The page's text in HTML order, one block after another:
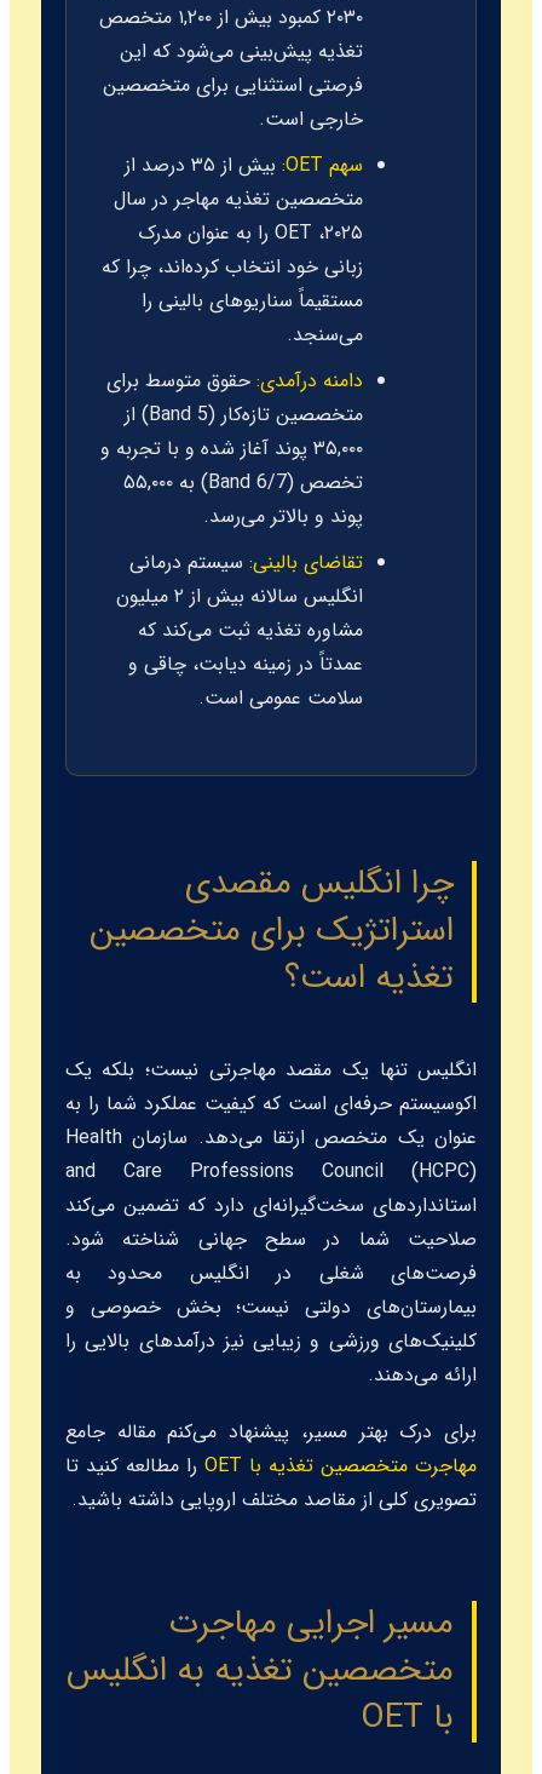
۲۰۳۰ کمبود بیش از ۱,۲۰۰ متخصص
تغذیه پیش‌بینی می‌شود که این
فرصتی استثنایی برای متخصصین
خارجی است.
سهم OET:
بیش از ۳۵ درصد از
متخصصین تغذیه مهاجر در سال
۲۰۲۵، OET را به عنوان مدرک
زبانی خود انتخاب کرده‌اند، چرا که
مستقیماً سناریوهای بالینی را
می‌سنجد.
دامنه درآمدی:حقوق متوسط برای
متخصصین تازه‌کار (Band 5) از
۳۵,۰۰۰ پوند آغاز شده و با تجربه و
تخصص (Band 6/7) به ۵۵,۰۰۰
پوند و بالاتر می‌رسد.
تقاضای بالینی:سیستم درمانی
انگلیس سالانه بیش از ۲ میلیون
مشاوره تغذیه ثبت می‌کند که
عمدتاً در زمینه دیابت، چاقی و
سلامت عمومی است.
چرا انگلیس مقصدی
استراتژیک برای متخصصین
تغذیه است؟
انگلیس تنها یک مقصد مهاجرتی نیست؛ بلکه یک
اکوسیستم حرفه‌ای است که کیفیت عملکرد شما را به
عنوان یک متخصص ارتقا می‌دهد. سازمان Health
and Care Professions Council (HCPC)
استانداردهای سخت‌گیرانه‌ای دارد که تضمین می‌کند
صلاحیت شما در سطح جهانی شناخته شود.
فرصت‌های شغلی در انگلیس محدود به
بیمارستان‌های دولتی نیست؛ بخش خصوصی و
کلینیک‌های ورزشی و زیبایی نیز درآمدهای بالایی را
ارائه می‌دهند.
برای درک بهتر مسیر، پیشنهاد می‌کنم مقاله جامع
مهاجرت متخصصین تغذیه با OET
را مطالعه کنید تا
تصویری کلی از مقاصد مختلف اروپایی داشته باشید.
مسیر اجرایی مهاجرت
متخصصین تغذیه به انگلیس
با OET